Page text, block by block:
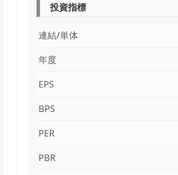
投資指標
連結/単体
年度
EPS
BPS
PER
PBR